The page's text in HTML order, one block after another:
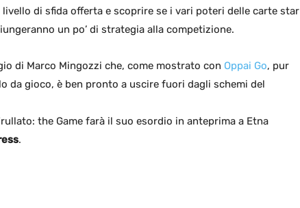
di sfida offerta e scoprire se i vari poteri delle carte star
un po’ di strategia alla competizione.
di Marco Mingozzi che, come mostrato con Oppai Go, pur
da gioco, è ben pronto a uscire fuori dagli schemi del
the Game farà il suo esordio in anteprima a Etna
.